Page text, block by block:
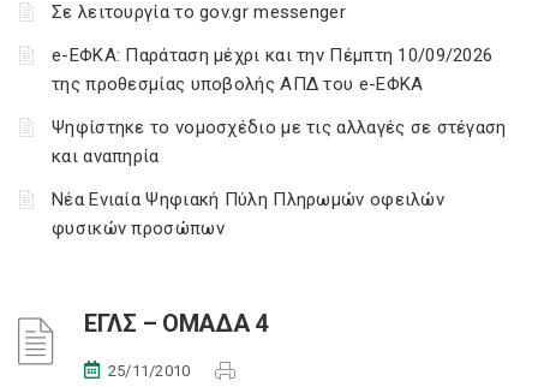
Σε λειτουργία το gov.gr messenger
e-ΕΦΚΑ: Παράταση μέχρι και την Πέμπτη 10/09/2026
της προθεσμίας υποβολής ΑΠΔ του e-ΕΦΚΑ
Ψηφίστηκε το νομοσχέδιο με τις αλλαγές σε στέγαση
και αναπηρία
Νέα Ενιαία Ψηφιακή Πύλη Πληρωμών οφειλών
φυσικών προσώπων
ΕΓΛΣ – ΟΜΑΔΑ 4
25/11/2010